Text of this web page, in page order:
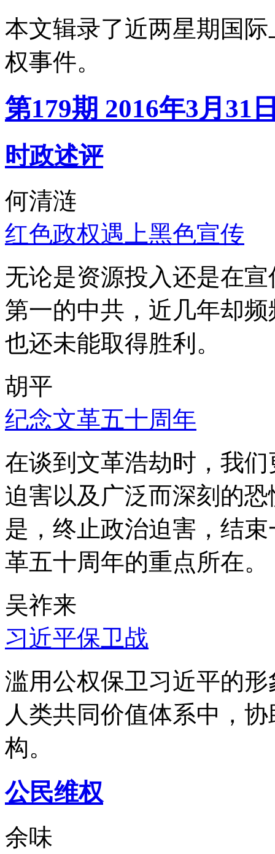
本文辑录了近两星期国
权事件。
第179期 2016年3月31
时政述评
何清涟
红色政权遇上黑色宣传
无论是资源投入还是在
第一的中共，近几年却
也还未能取得胜利。
胡平
纪念文革五十周年
在谈到文革浩劫时，我
迫害以及广泛而深刻的
是，终止政治迫害，结
革五十周年的重点所在。
吴祚来
习近平保卫战
滥用公权保卫习近平的
人类共同价值体系中，
构。
公民维权
余味